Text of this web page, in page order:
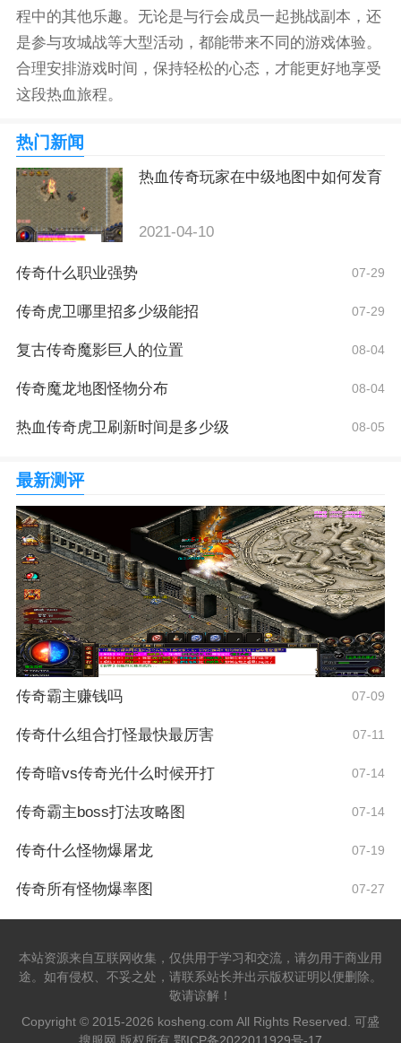
程中的其他乐趣。无论是与行会成员一起挑战副本，还
是参与攻城战等大型活动，都能带来不同的游戏体验。
合理安排游戏时间，保持轻松的心态，才能更好地享受
这段热血旅程。
热门新闻
热血传奇玩家在中级地图中如何发育
2021-04-10
传奇什么职业强势 07-29
传奇虎卫哪里招多少级能招 07-29
复古传奇魔影巨人的位置 08-04
传奇魔龙地图怪物分布 08-04
热血传奇虎卫刷新时间是多少级 08-05
最新测评
传奇霸主赚钱吗 07-09
传奇什么组合打怪最快最厉害 07-11
传奇暗vs传奇光什么时候开打 07-14
传奇霸主boss打法攻略图 07-14
传奇什么怪物爆屠龙 07-19
传奇所有怪物爆率图 07-27
本站资源来自互联网收集，仅供用于学习和交流，请勿用于商业用
途。如有侵权、不妥之处，请联系站长并出示版权证明以便删除。
敬请谅解！
Copyright © 2015-2026 kosheng.com All Rights Reserved. 可盛